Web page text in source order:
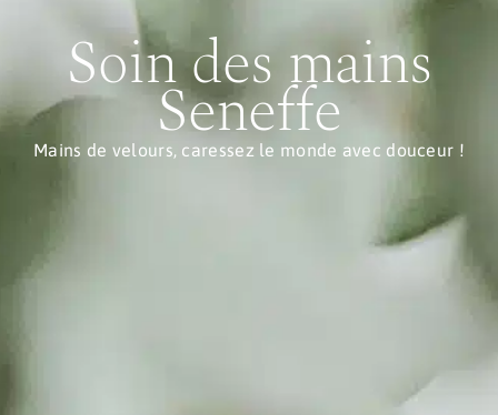
Soin des mains
Seneffe
Mains de velours, caressez le monde avec douceur !